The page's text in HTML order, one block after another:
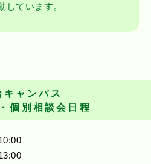
ています。
キャンパス
個別相談会日程